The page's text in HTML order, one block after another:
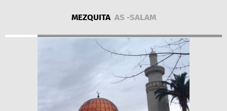
MEZQUITA AS -SALAM